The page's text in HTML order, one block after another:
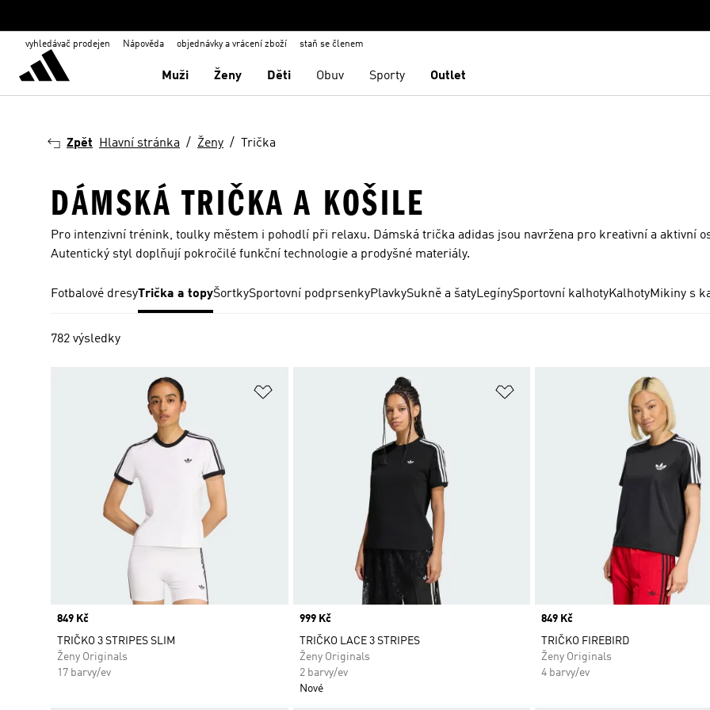
vyhledávač prodejen Nápověda objednávky a vrácení zboží staň se členem
Muži Ženy Děti Obuv Sporty Outlet
Zpět Hlavní stránka Ženy Trička
DÁMSKÁ TRIČKA A KOŠILE
Pro intenzivní trénink, toulky městem i pohodlí při relaxu. Dámská trička adidas jsou navržena pro kreativní a aktivní
Autentický styl doplňují pokročilé funkční technologie a prodyšné materiály.
Fotbalové dresyTrička a topyŠortkySportovní podprsenkyPlavkySukně a šatyLegínySportovní kalhotyKalhotyMikiny s
782 výsledky
Přidat do seznamu přání
Price
849 Kč
TRIČKO 3 STRIPES SLIM
Ženy Originals
17 barvy/ev
Přidat do seznamu přání
Price
999 Kč
TRIČKO LACE 3 STRIPES
Ženy Originals
2 barvy/ev
Nové
Price
849 Kč
TRIČKO FIREBIRD
Ženy Originals
4 barvy/ev